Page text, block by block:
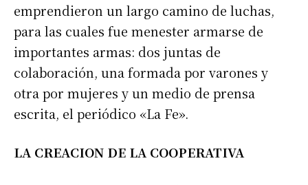
emprendieron un largo camino de luchas,
para las cuales fue menester armarse de
importantes armas: dos juntas de
colaboración, una formada por varones y
otra por mujeres y un medio de prensa
escrita, el periódico «La Fe».
LA CREACION DE LA COOPERATIVA